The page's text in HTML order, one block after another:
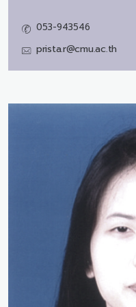
053-943546
prista.r@cmu.ac.th